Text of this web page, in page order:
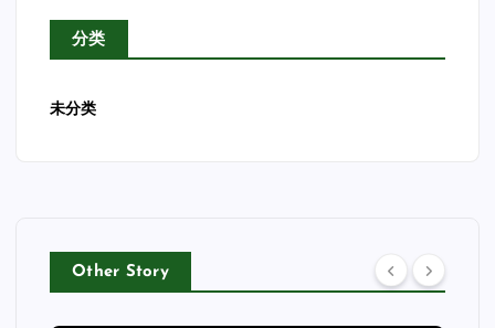
分类
未分类
Other Story